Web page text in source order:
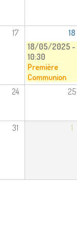
17
18
18/05/2025 -
10:30
Première
Communion
24 25
31
1